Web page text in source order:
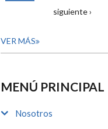
siguiente ›
VER MÁS
MENÚ PRINCIPAL
Nosotros